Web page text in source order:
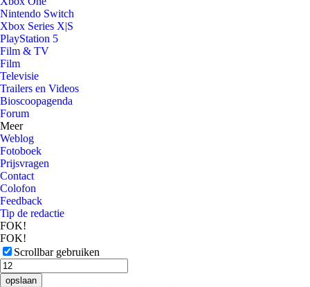
Nintendo Switch
Xbox Series X|S
PlayStation 5
Film & TV
Film
Televisie
Trailers en Videos
Bioscoopagenda
Forum
Meer
Weblog
Fotoboek
Prijsvragen
Contact
Colofon
Feedback
Tip de redactie
FOK!
FOK!
Scrollbar gebruiken
opslaan